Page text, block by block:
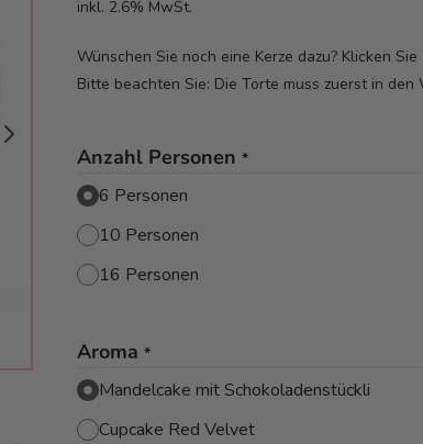
inkl. 2.6% MwSt.
Wünschen Sie noch eine Kerze dazu? Klicken
Bitte beachten Sie: Die Torte muss zuerst in den
Anzahl Personen *
6 Personen
10 Personen
16 Personen
Aroma *
Mandelcake mit Schokoladenstückli
Cupcake Red Velvet